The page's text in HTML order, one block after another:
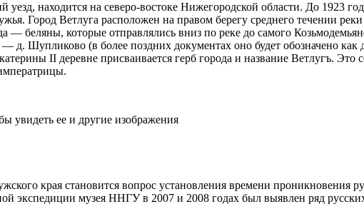
находится на северо-востоке Нижегородской области. До 1923
Город Ветлуга расположен на правом берегу среднего течении
— беляны, которые отправлялись вниз по реке до самого
д. Шупликово (в более поздних документах оно будет обозначено
II деревне присваивается герб города и название Ветлугъ. Это
увидеть ее и другие изображения
края становится вопрос установления времени проникновения
экспедиции музея ННГУ в 2007 и 2008 годах был выявлен ряд